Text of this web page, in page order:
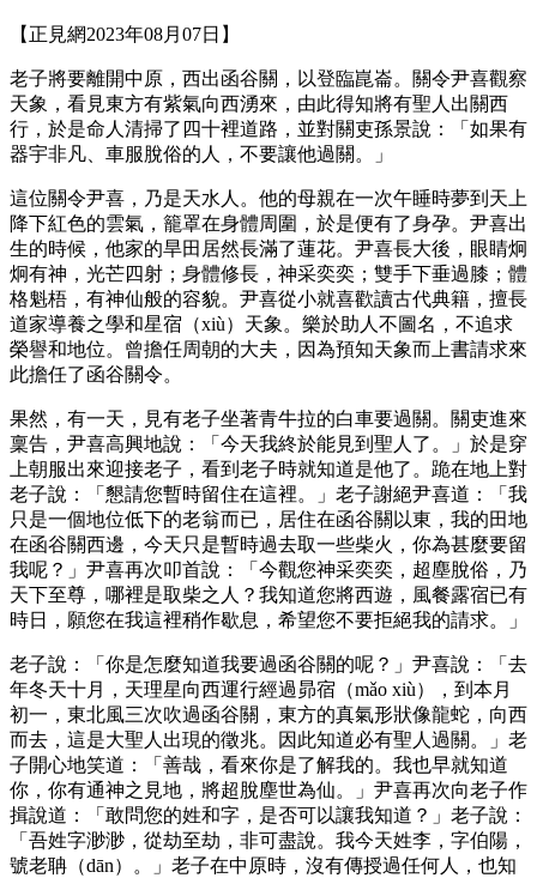
【正見網2023年08月07日】
老子將要離開中原，西出函谷關，以登臨崑崙。關令尹喜觀察
天象，看見東方有紫氣向西湧來，由此得知將有聖人出關西
行，於是命人清掃了四十裡道路，並對關吏孫景說：「如果有
器宇非凡、車服脫俗的人，不要讓他過關。」
這位關令尹喜，乃是天水人。他的母親在一次午睡時夢到天上
降下紅色的雲氣，籠罩在身體周圍，於是便有了身孕。尹喜出
生的時候，他家的旱田居然長滿了蓮花。尹喜長大後，眼睛炯
炯有神，光芒四射；身體修長，神采奕奕；雙手下垂過膝；體
格魁梧，有神仙般的容貌。尹喜從小就喜歡讀古代典籍，擅長
道家導養之學和星宿（xiù）天象。樂於助人不圖名，不追求
榮譽和地位。曾擔任周朝的大夫，因為預知天象而上書請求來
此擔任了函谷關令。
果然，有一天，見有老子坐著青牛拉的白車要過關。關吏進來
稟告，尹喜高興地說：「今天我終於能見到聖人了。」於是穿
上朝服出來迎接老子，看到老子時就知道是他了。跪在地上對
老子說：「懇請您暫時留住在這裡。」老子謝絕尹喜道：「我
只是一個地位低下的老翁而已，居住在函谷關以東，我的田地
在函谷關西邊，今天只是暫時過去取一些柴火，你為甚麼要留
我呢？」尹喜再次叩首說：「今觀您神采奕奕，超塵脫俗，乃
天下至尊，哪裡是取柴之人？我知道您將西遊，風餐露宿已有
時日，願您在我這裡稍作歇息，希望您不要拒絕我的請求。」
老子說：「你是怎麼知道我要過函谷關的呢？」尹喜說：「去
年冬天十月，天理星向西運行經過昴宿（mǎo xiù），到本月
初一，東北風三次吹過函谷關，東方的真氣形狀像龍蛇，向西
而去，這是大聖人出現的徵兆。因此知道必有聖人過關。」老
子開心地笑道：「善哉，看來你是了解我的。我也早就知道
你，你有通神之見地，將超脫塵世為仙。」尹喜再次向老子作
揖說道：「敢問您的姓和字，是否可以讓我知道？」老子說：
「吾姓字渺渺，從劫至劫，非可盡說。我今天姓李，字伯陽，
號老聃（dān）。」老子在中原時，沒有傳授過任何人，也知